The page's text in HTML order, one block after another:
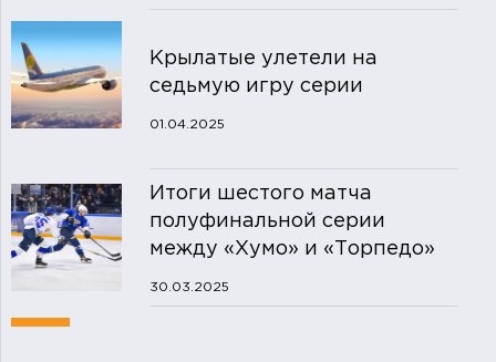
Крылатые улетели на
седьмую игру серии
01.04.2025
Итоги шестого матча
полуфинальной серии
между «Хумо» и «Торпедо»
30.03.2025